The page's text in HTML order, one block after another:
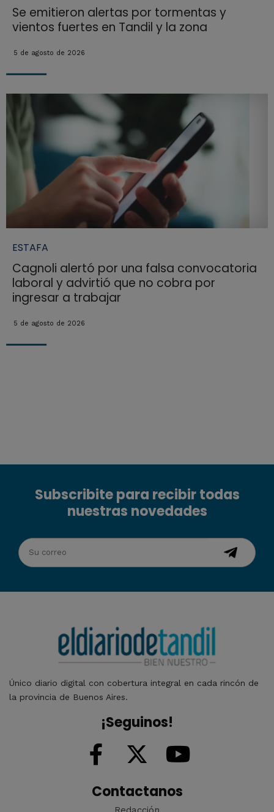
Se emitieron alertas por tormentas y
vientos fuertes en Tandil y la zona
5 de agosto de 2026
ESTAFA
Cagnoli alertó por una falsa convocatoria
laboral y advirtió que no cobra por
ingresar a trabajar
5 de agosto de 2026
Subscribite para recibir todas
nuestras novedades
Único diario digital con cobertura integral en cada rincón de
la provincia de Buenos Aires.
¡Seguinos!
Contactanos